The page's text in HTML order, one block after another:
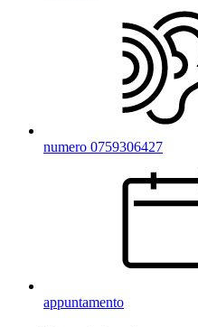
numero 0759306427
appuntamento